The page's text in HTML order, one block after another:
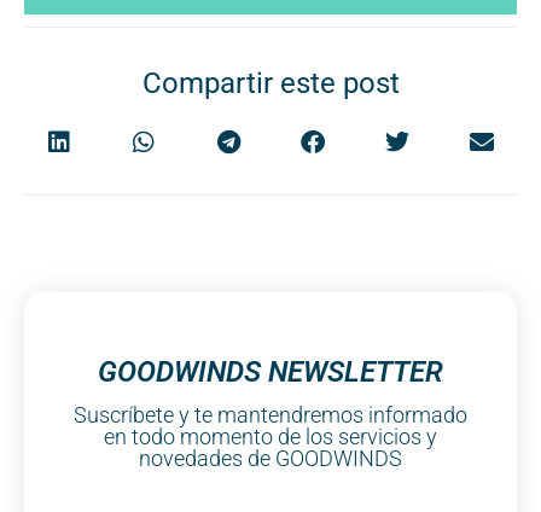
Compartir este post
GOODWINDS NEWSLETTER
Suscríbete y te mantendremos informado
en todo momento de los servicios y
novedades de GOODWINDS